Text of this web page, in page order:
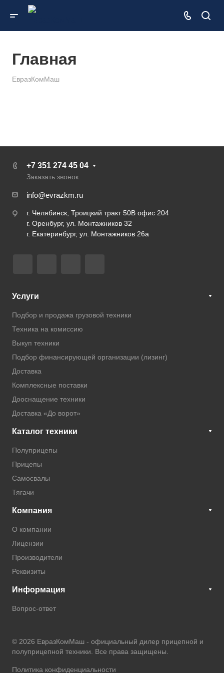
Главная
ЕвразКомМаш
+7 351 274 45 04
Заказать звонок
info@evrazkm.ru
г. Челябинск, Троицкий тракт 50В офис 204
г. Оренбург, ул. Монтажников 32
г. Екатеринбург, ул. Монтажников 26а
Услуги
Подбор и продажа грузовой техники
Техника на комиссию
Выкуп техники
Подбор финансирующей организации (лизинг)
Доставка
Комплексные поставки
Дооснащение техники
Доставка «До ворот»
Каталог техники
Полуприцепы
Прицепы
Самосвалы
Тягачи
Компания
О компании
Лицензии
Производители
Реквизиты
Информация
Вопрос-ответ
© 2026 ЕвразКомМаш - официальный дилер прицепной и
полуприцепной техники . Все права защищены.
Политика конфиденциальности